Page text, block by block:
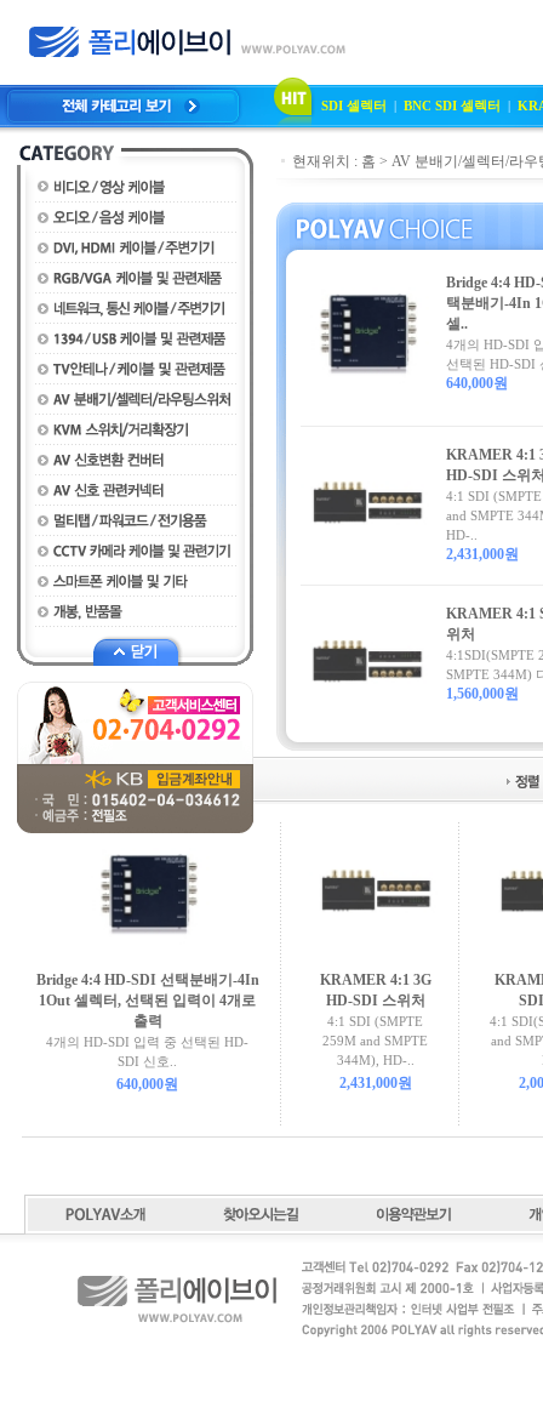
SDI 셀렉터 | BNC SDI 셀렉터 |
현재위치 : 홈 > AV 분배기/셀렉터/라우
Bridge 4:4
택분배기-4In
셀..
4개의 HD-SDI
선택된 HD-SDI
640,000원
KRAMER 4:1
HD-SDI 스위
4:1 SDI
and SMPTE
HD-..
2,431,000원
KRAMER 4:1
위처
4:1SDI(SMPTE
SMPTE 344M)
1,560,000원
SDI 셀렉터 (6개)
Bridge 4:4 HD-SDI 선택분배기-4In
1Out 셀렉터, 선택된 입력이 4개로
출력
4개의 HD-SDI 입력 중 선택된 HD-
SDI 신호..
640,000원
KRAMER 4:1 3G
HD-SDI 스위처
4:1 SDI (SMPTE
259M and SMPTE
344M), HD-..
2,431,000원
4:1
and